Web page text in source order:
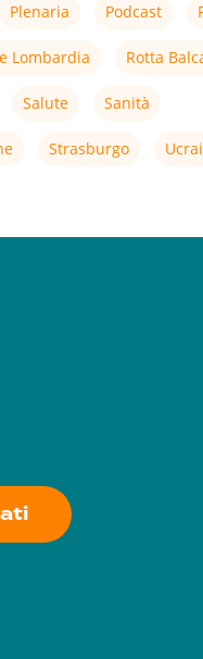
Plenaria Podcast
Lombardia Rotta
Salute Sanità
Strasburgo
ati